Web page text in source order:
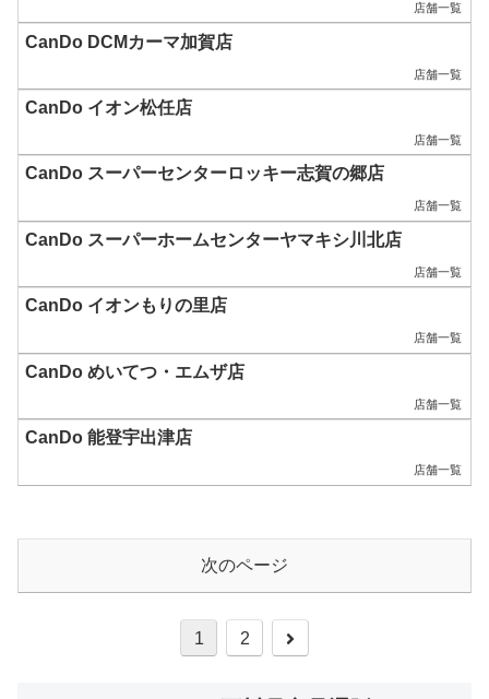
店舗一覧
CanDo DCMカーマ加賀店
店舗一覧
CanDo イオン松任店
店舗一覧
CanDo スーパーセンターロッキー志賀の郷店
店舗一覧
CanDo スーパーホームセンターヤマキシ川北店
店舗一覧
CanDo イオンもりの里店
店舗一覧
CanDo めいてつ・エムザ店
店舗一覧
CanDo 能登宇出津店
店舗一覧
次のページ
1 2
次